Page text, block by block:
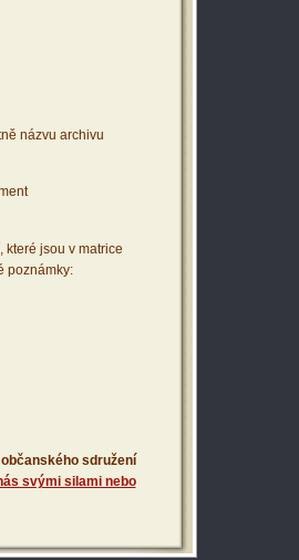
názvu archivu
které jsou v matrice
poznámky:
sdružení
svými silami nebo